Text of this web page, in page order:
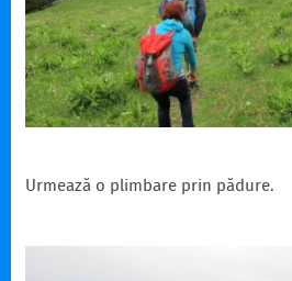
Urmează o plimbare prin pădure.